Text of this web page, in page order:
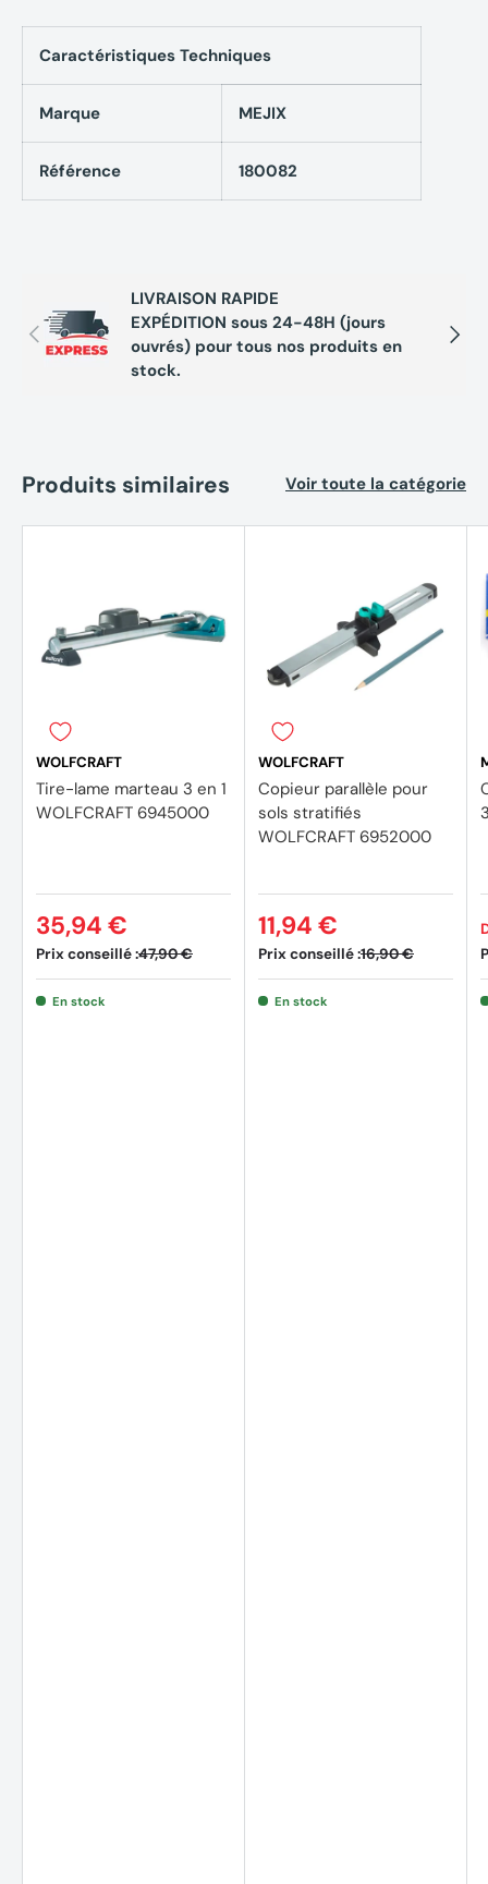
Caractéristiques Techniques
Marque MEJIX
Référence 180082
Précédent
LIVRAISON RAPIDE
EXPÉDITION sous 24-48H (jours
ouvrés) pour tous nos produits en
stock.
Produits similaires Voir toute la catégorie
WOLFCRAFT
Tire-lame marteau 3 en 1
WOLFCRAFT 6945000
Prix conseillé :47,90 €
35,94 €
En stock
WOLFCRAFT
Copieur parallèle pour
sols stratifiés
WOLFCRAFT 6952000
Prix conseillé :16,90 €
11,94 €
En stock